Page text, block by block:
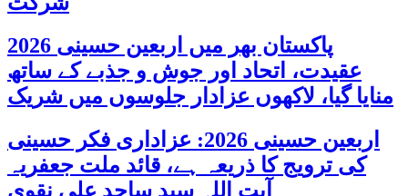
پاکستان بھر میں اربعین حسینی 2026
عقیدت، اتحاد اور جوش و جذبے کے ساتھ
منایا گیا، لاکھوں عزادار جلوسوں میں شریک
اربعین حسینی 2026: عزاداری فکر حسینی
کی ترویج کا ذریعہ ہے، قائد ملت جعفریہ
آیت اللہ سید ساجد علی نقوی